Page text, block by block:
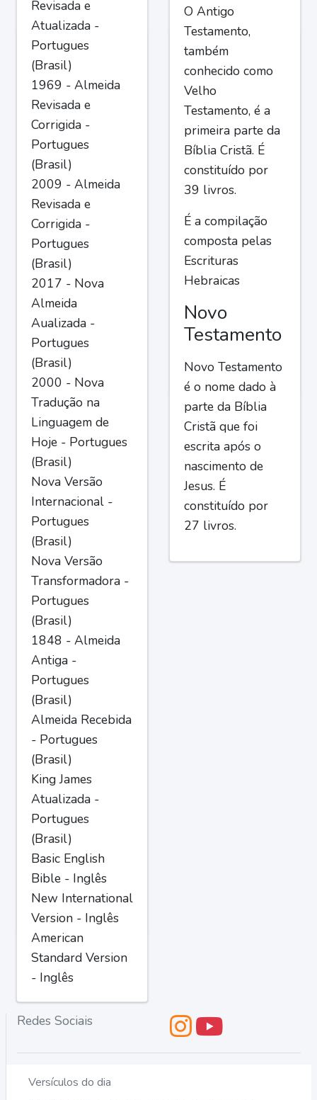
Revisada e
Atualizada -
Portugues
(Brasil)
1969 - Almeida
Revisada e
Corrigida -
Portugues
(Brasil)
2009 - Almeida
Revisada e
Corrigida -
Portugues
(Brasil)
2017 - Nova
Almeida
Aualizada -
Portugues
(Brasil)
2000 - Nova
Tradução na
Linguagem de
Hoje - Portugues
(Brasil)
Nova Versão
Internacional -
Portugues
(Brasil)
Nova Versão
Transformadora -
Portugues
(Brasil)
1848 - Almeida
Antiga -
Portugues
(Brasil)
Almeida Recebida
- Portugues
(Brasil)
King James
Atualizada -
Portugues
(Brasil)
Basic English
Bible - Inglês
New International
Version - Inglês
American
Standard Version
- Inglês
O Antigo
Testamento,
também
conhecido como
Velho
Testamento, é a
primeira parte da
Bíblia Cristã. É
constituído por
39 livros.
É a compilação
composta pelas
Escrituras
Hebraicas
Novo
Testamento
Novo Testamento
é o nome dado à
parte da Bíblia
Cristã que foi
escrita após o
nascimento de
Jesus. É
constituído por
27 livros.
Redes Sociais
Versículos do dia